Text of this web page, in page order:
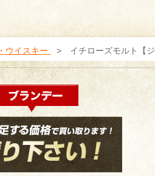
ウイスキー イチローズモルト【